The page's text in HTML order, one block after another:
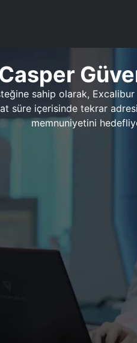
sahip olarak,
süre içerisinde tekrar
memnuniyetini